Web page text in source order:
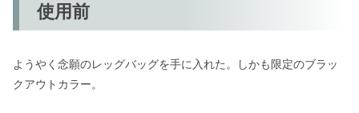
使用前
ようやく念願のレッグバッグを手に入れた。しかも限定のブラッ
クアウトカラー。